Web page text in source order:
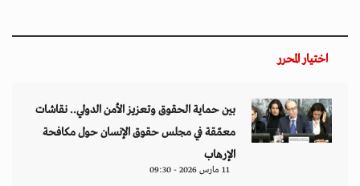
اختيار المحرر
بين حماية الحقوق وتعزيز الأمن الدولي.. نقاشات
معمّقة في مجلس حقوق الإنسان حول مكافحة
الإرهاب
11 مارس 2026 - 09:30